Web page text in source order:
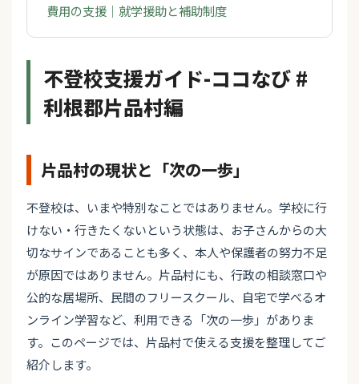
費用の支援｜就学援助と補助制度
不登校支援ガイド-ココなび #
利根郡片品村編
片品村の現状と「次の一歩」
不登校は、いまや特別なことではありません。学校に行
けない・行きたくないという状態は、お子さんからの大
切なサインであることも多く、本人や保護者の努力不足
が原因ではありません。片品村にも、行政の相談窓口や
公的な居場所、民間のフリースクール、自宅で学べるオ
ンライン学習など、利用できる「次の一歩」がありま
す。このページでは、片品村で使える支援を整理してご
紹介します。